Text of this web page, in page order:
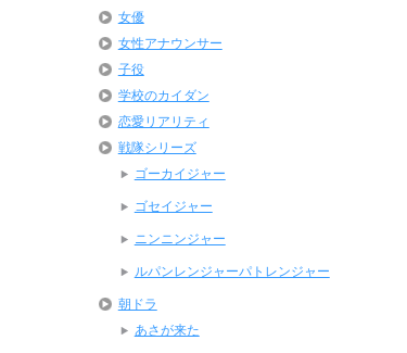
女優
女性アナウンサー
子役
学校のカイダン
恋愛リアリティ
戦隊シリーズ
ゴーカイジャー
ゴセイジャー
ニンニンジャー
ルパンレンジャーパトレンジャー
朝ドラ
あさが来た